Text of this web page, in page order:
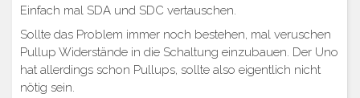
Einfach mal SDA und SDC vertauschen.
Sollte das Problem immer noch bestehen, mal veruschen
Pullup Widerstände in die Schaltung einzubauen. Der Uno
hat allerdings schon Pullups, sollte also eigentlich nicht
nötig sein.